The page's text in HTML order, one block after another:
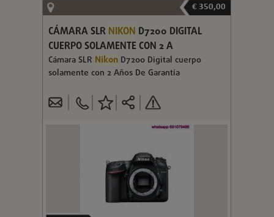
€ 350,00
CÁMARA SLR NIKON D7200 DIGITAL
CUERPO SOLAMENTE CON 2 A
Cámara SLR NikonD7200 Digital cuerpo
solamente con 2 Años De Garantía